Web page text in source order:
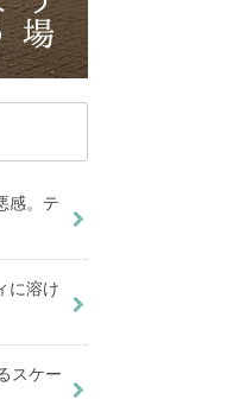
の
を
お
感。テ
に溶け
スケー